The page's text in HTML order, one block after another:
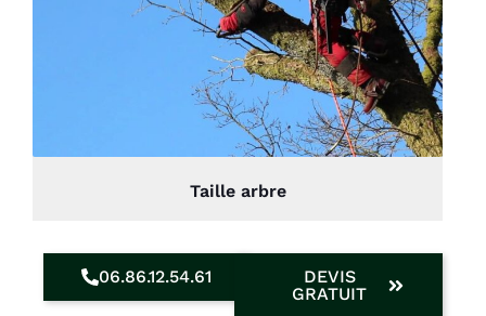
Taille arbre
06.86.12.54.61
DEVIS
GRATUIT